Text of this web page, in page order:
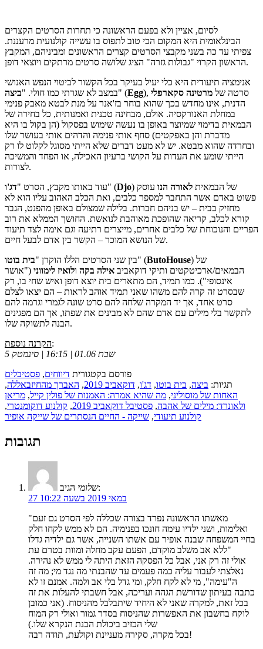
לסיום, אציין ולא בפעם הראשונה כי תחרות הסרטים הקצרים
הבינלאומית היא המקום הכי טוב לתפוס בו עשייה קולנועית מרעננת.
צפיתי עד כה בשני מקבצי הסרטים קצרים הראשונים ומביניהם, המקבץ
הראשון הקרוי "גבולות גזרה" הציג שלושה סרטים מרתקים ויוצאי דופן.
אנימציה תיעודית היא כלי יעיל בעיקר בכל הקשור לביטוי הנפש האנושי
במצב לא שגרתי כמו חולי. "ביצה " (Egg ), סרטה של מרטינה סקארפלי
הדנית, אינו מחדש בכך שהוא בוחר בז'אנר על מנת לבטא מאבק פנימי
במחלת האנורקסיה. אולם, מבחינה טכנית ואמנותית, כל בחירה של
הבמאית בדימוי שמיוצר באופן בו נעשה שימוש בפסקול (הן בקול בו היא
מדברת והן באפקטים) סחף אותי פנימה והדהים אותי בעושר שלו
ובחרדה שהוא מבטא. יש לא מעט דברים שלא הייתי מסוגל לקלוט לו רק
הייתי שומע את העדות על הקושי ברעיון האכילה, או הפחד והמשיכה
לצורות.
עוד באותו מקבץ, הסרט "דג'ו " (Djo ) של הבמאית לאורה הנו עוסק
פשוט באדם אשר התחבר למספר כלבים, ואת הכלב האהוב עליו הוא לא
מחזיק בבית – יש בניהם חברות. בלילה שמצולם באופן מהפנט, הגבר
קורא לכלב, קריאה שהופכת מאוהבת לנואשת. החושך הממלא את רוב
הפריים והנוכוחת של כלבים אחרים, מייצרים רתיעה וגם אימה לצד תיעוד
של הנושא המוכר – הקשר בין אדם לבעל חיים.
בין שני הסרטים הללו הוקרן "בית בוטו " (ButoHouse) של
הבמאים/ארכיטקטים ותיקי דוקאביב אילה בקה ולואיז לימווני ("אושר
אינסופי"). כמו תמיד, הם מתארים בית יוצא דופן ואיש שחי בו, רק
שבסרט זה קרה להם משהו שאני תמיד אוהב לראות – הם יצאו לצלם
סרט אחד, אך יד המקרה שלחה להם סרט שונה לגמרי וגרמה להם
לתקשר בלי מילים עם אדם שהם לא מבינים את שפתו, אך הם מפגינים
הבנה לתשוקה שלו.
הקרנה נוספת:
שבת 01.06 | 16:15 | סינמטק 5
פורסם בקטגורית דיווחים, פסטיבלים
תגיות: ביצה, בית בוטו, דג'ו, דוקאביב 2019 , האברך מהחיזבאללה,
האחות של מוסוליני, מה שהיא אמרה: האמנות של פולין קייל, מריאן
ולאונרד: מילים של אהבה, פסטיבל דוקאביב 2019 , קולנוע דוקומנטרי,
קולנוע תיעודי, שייקה - החיים הנסתרים של שייקה אופיר
תגובות
שלומיהגיב:
27 במאי 2019 בשעה 10:22
"מאשתו הראשונה נפרד בצורה שכללה לפי הסרט גם זעם
ואלימות, ושני ילדיו עימה חונכו בפנימיה. הם לא ממש לקחו חלק
בחיי המשפחה שבנה אופיר עם אשתו השנייה, אשר גם ילדיה גדלו
ללא אב משלב מוקדם, הפעם עקב מחלה ומוות בטרם עת"
אולי זה רק אני, אבל כל הפסקה הזאת היתה לי ממש לא נהירה.
נאלצתי לעבור עליה כמה פעמים עד שהבנתי מה נגד מי; מה זה
ה"עימה", מי לא לקח חלק, ומי גדל בלי אב ולמה. אמנם זו לא
כתבה בעיתון שדורשת הגהה ועריכה, אבל חשבתי להעלות את זה
בכל זאת, למקרה שאני לא היחיד שיתבלבל מהניסוח. (אני כמובן
לוקח בחשבון את האפשרות שהניסוח בסדר גמור ואולי רק המוח
שלי הכזיב ביכולת הבנת הנקרא שלו.)
בכל מקרה, סקירה מעניינת וקולעת, תודה רבה!